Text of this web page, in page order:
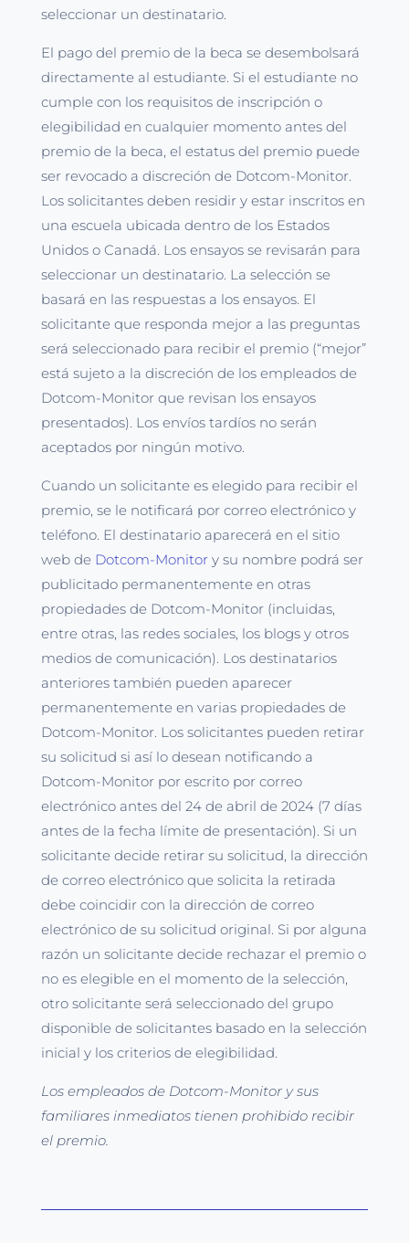
seleccionar un destinatario.
El pago del premio de la beca se desembolsará
directamente al estudiante. Si el estudiante no
cumple con los requisitos de inscripción o
elegibilidad en cualquier momento antes del
premio de la beca, el estatus del premio puede
ser revocado a discreción de Dotcom-Monitor.
Los solicitantes deben residir y estar inscritos en
una escuela ubicada dentro de los Estados
Unidos o Canadá. Los ensayos se revisarán para
seleccionar un destinatario. La selección se
basará en las respuestas a los ensayos. El
solicitante que responda mejor a las preguntas
será seleccionado para recibir el premio (“mejor”
está sujeto a la discreción de los empleados de
Dotcom-Monitor que revisan los ensayos
presentados). Los envíos tardíos no serán
aceptados por ningún motivo.
Cuando un solicitante es elegido para recibir el
premio, se le notificará por correo electrónico y
teléfono. El destinatario aparecerá en el sitio
web de Dotcom-Monitory su nombre podrá ser
publicitado permanentemente en otras
propiedades de Dotcom-Monitor (incluidas,
entre otras, las redes sociales, los blogs y otros
medios de comunicación). Los destinatarios
anteriores también pueden aparecer
permanentemente en varias propiedades de
Dotcom-Monitor. Los solicitantes pueden retirar
su solicitud si así lo desean notificando a
Dotcom-Monitor por escrito por correo
electrónico antes del 24 de abril de 2024 (7 días
antes de la fecha límite de presentación). Si un
solicitante decide retirar su solicitud, la dirección
de correo electrónico que solicita la retirada
debe coincidir con la dirección de correo
electrónico de su solicitud original. Si por alguna
razón un solicitante decide rechazar el premio o
no es elegible en el momento de la selección,
otro solicitante será seleccionado del grupo
disponible de solicitantes basado en la selección
inicial y los criterios de elegibilidad.
Los empleados de Dotcom-Monitor y sus
familiares inmediatos tienen prohibido recibir
el premio.